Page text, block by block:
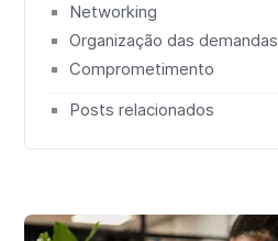
Networking
Organização das demandas
Comprometimento
Posts relacionados